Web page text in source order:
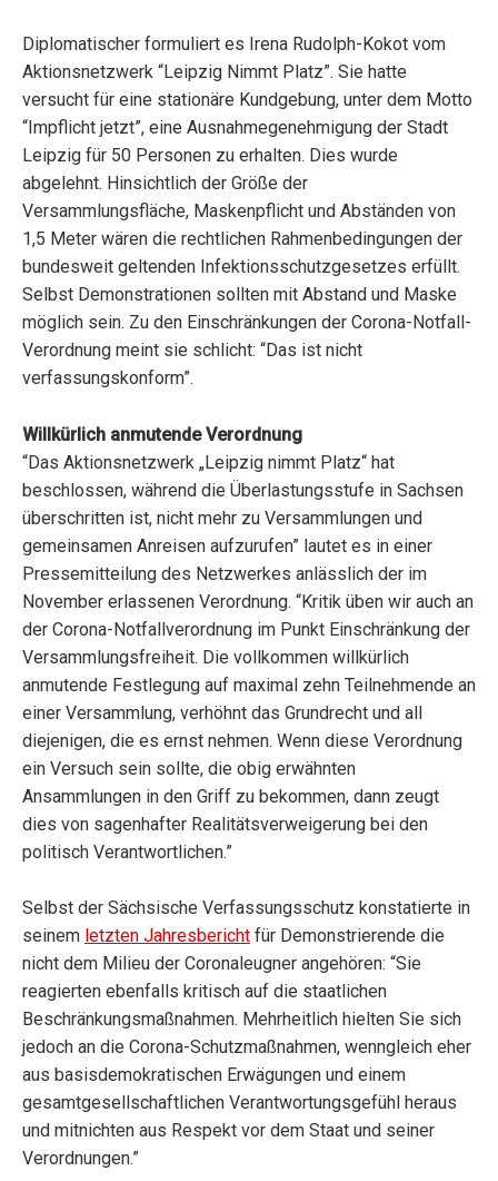
Diplomatischer formuliert es Irena Rudolph-Kokot vom
Aktionsnetzwerk “Leipzig Nimmt Platz”. Sie hatte
versucht für eine stationäre Kundgebung, unter dem Motto
“Impflicht jetzt”, eine Ausnahmegenehmigung der Stadt
Leipzig für 50 Personen zu erhalten. Dies wurde
abgelehnt. Hinsichtlich der Größe der
Versammlungsfläche, Maskenpflicht und Abständen von
1,5 Meter wären die rechtlichen Rahmenbedingungen der
bundesweit geltenden Infektionsschutzgesetzes erfüllt.
Selbst Demonstrationen sollten mit Abstand und Maske
möglich sein. Zu den Einschränkungen der Corona-Notfall-
Verordnung meint sie schlicht: “Das ist nicht
verfassungskonform”.
Willkürlich anmutende Verordnung
“Das Aktionsnetzwerk „Leipzig nimmt Platz“ hat
beschlossen, während die Überlastungsstufe in Sachsen
überschritten ist, nicht mehr zu Versammlungen und
gemeinsamen Anreisen aufzurufen” lautet es in einer
Pressemitteilung des Netzwerkes anlässlich der im
November erlassenen Verordnung. “Kritik üben wir auch an
der Corona-Notfallverordnung im Punkt Einschränkung der
Versammlungsfreiheit. Die vollkommen willkürlich
anmutende Festlegung auf maximal zehn Teilnehmende an
einer Versammlung, verhöhnt das Grundrecht und all
diejenigen, die es ernst nehmen. Wenn diese Verordnung
ein Versuch sein sollte, die obig erwähnten
Ansammlungen in den Griff zu bekommen, dann zeugt
dies von sagenhafter Realitätsverweigerung bei den
politisch Verantwortlichen.”
Selbst der Sächsische Verfassungsschutz konstatierte in
seinem letzten Jahresbericht für Demonstrierende die
nicht dem Milieu der Coronaleugner angehören: “Sie
reagierten ebenfalls kritisch auf die staatlichen
Beschränkungsmaßnahmen. Mehrheitlich hielten Sie sich
jedoch an die Corona-Schutzmaßnahmen, wenngleich eher
aus basisdemokratischen Erwägungen und einem
gesamtgesellschaftlichen Verantwortungsgefühl heraus
und mitnichten aus Respekt vor dem Staat und seiner
Verordnungen.”